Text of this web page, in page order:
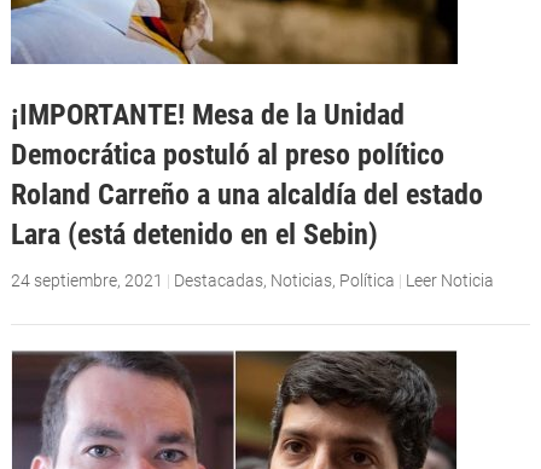
¡IMPORTANTE! Mesa de la Unidad
Democrática postuló al preso político
Roland Carreño a una alcaldía del estado
Lara (está detenido en el Sebin)
24 septiembre, 2021 | Destacadas, Noticias, Política | Leer Noticia